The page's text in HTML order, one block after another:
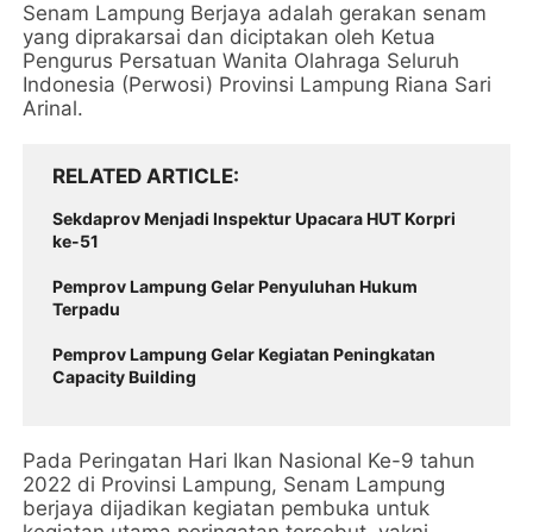
Senam Lampung Berjaya adalah gerakan senam
yang diprakarsai dan diciptakan oleh Ketua
Pengurus Persatuan Wanita Olahraga Seluruh
Indonesia (Perwosi) Provinsi Lampung Riana Sari
Arinal.
RELATED ARTICLE
Sekdaprov Menjadi Inspektur Upacara HUT Korpri
ke-51
Pemprov Lampung Gelar Penyuluhan Hukum
Terpadu
Pemprov Lampung Gelar Kegiatan Peningkatan
Capacity Building
Pada Peringatan Hari Ikan Nasional Ke-9 tahun
2022 di Provinsi Lampung, Senam Lampung
berjaya dijadikan kegiatan pembuka untuk